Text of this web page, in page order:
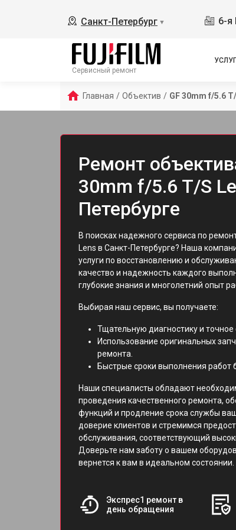
Санкт-Петербург ▼ 6-я
Сервисный ремонт
Главная / Объектив / GF 30mm f/5.6
Ремонт
30mm f/5.6 T/S
Петербурге
В поисках надежного сервиса по
Lens в Санкт-Петербурге? Наша
услуги по восстановлению и
качество и надежность каждого
глубокие знания и многолетний опыт
Выбирая наш сервис, вы получаете:
Тщательную диагностику и
Использование оригинальных
ремонта.
Быстрые сроки выполнения работ
Наши специалисты обладают
проведения качественного ремонта,
функций и продление срока службы
доверие клиентов и стремимся
обслуживания, соответствующий
Доверьте нам заботу о вашем
вернется к вам в идеальном состоянии.
Экспрес1 ремонт в
день обращения